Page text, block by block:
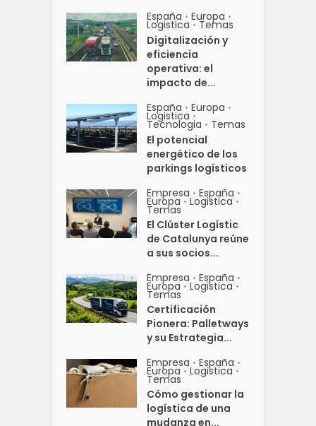
España • Europa •
Logistica • Temas
Digitalización y
eficiencia
operativa: el
impacto de...
España • Europa •
Logistica •
Tecnologia • Temas
El potencial
energético de los
parkings logísticos
Empresa • España •
Europa • Logistica •
Temas
El Clúster Logístic
de Catalunya reúne
a sus socios...
Empresa • España •
Europa • Logistica •
Temas
Certificación
Pionera: Palletways
y su Estrategia...
Empresa • España •
Europa • Logistica •
Temas
Cómo gestionar la
logística de una
mudanza en...